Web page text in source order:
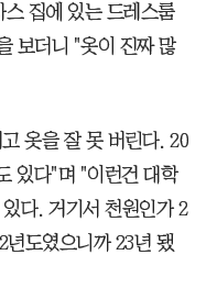
집에 있는 드레스룸
보더니 "옷이 진짜 많
옷을 잘 못 버린다. 20
있다"며 "이런건 대학
다. 거기서 천원인가 2
년도였으니까 23년 됐